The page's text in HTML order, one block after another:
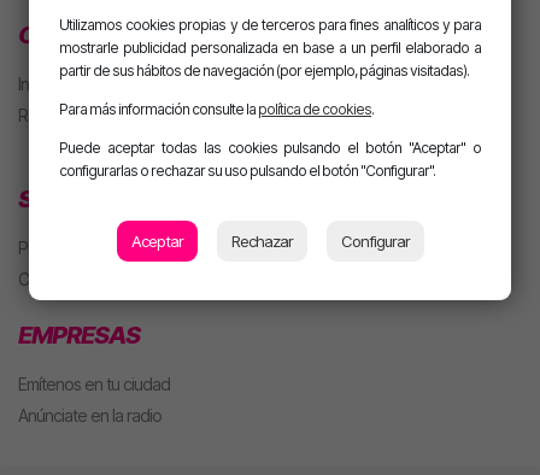
CLUB MOTIVA
Iniciar sesión
Regístrate
SECCIONES
Playlist
Concursos
EMPRESAS
Emítenos en tu ciudad
Anúnciate en la radio
Utilizamos cookies propias y de terceros para fines analíticos y para
mostrarle publicidad personalizada en base a un perfil elaborado a
partir de sus hábitos de navegación (por ejemplo, páginas visitadas).
Para más información consulte la política de cookies.
Puede aceptar todas las cookies pulsando el botón "Aceptar" o
configurarlas o rechazar su uso pulsando el botón "Configurar".
Aceptar Rechazar Configurar